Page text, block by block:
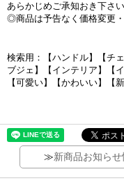
あらかじめご承知おき下さい
◎商品は予告なく価格変更
検索用：【ハンドル】【チ
ブジェ】【インテリア】【
【可愛い】【かわいい】【
≫新商品お知ら